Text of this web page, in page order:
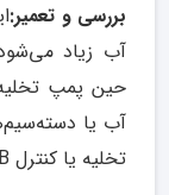
بررسی و تعمیر:
آب زیاد
حین پمپ
آب یا
تخلیه یا کنترل PCB مشکل دارد.